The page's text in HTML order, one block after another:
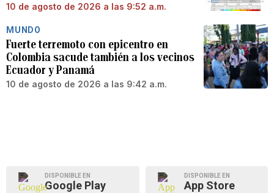
10 de agosto de 2026 a las 9:52 a.m.
MUNDO
Fuerte terremoto con epicentro en
Colombia sacude también a los vecinos
Ecuador y Panamá
10 de agosto de 2026 a las 9:42 a.m.
DISPONIBLE EN
Google Play
DISPONIBLE EN
App Store